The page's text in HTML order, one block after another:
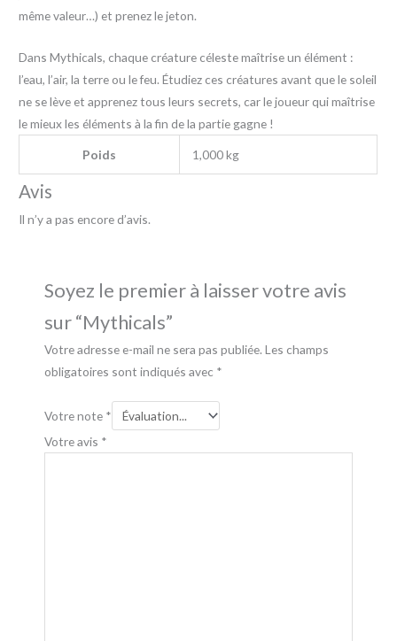
même valeur…) et prenez le jeton.
Dans Mythicals, chaque créature céleste maîtrise un élément :
l’eau, l’air, la terre ou le feu. Étudiez ces créatures avant que le soleil
ne se lève et apprenez tous leurs secrets, car le joueur qui maîtrise
le mieux les éléments à la fin de la partie gagne !
Poids 1,000 kg
Avis
Il n’y a pas encore d’avis.
Soyez le premier à laisser votre avis
sur “Mythicals”
Votre adresse e-mail ne sera pas publiée. Les champs
obligatoires sont indiqués avec *
Votre note *
Votre avis *